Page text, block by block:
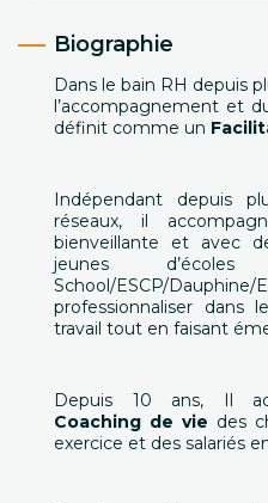
Biographie
Dans le bain RH depuis
l’accompagnement et
définit comme un
Indépendant depuis
réseaux, il
bienveillante et avec
jeunes d’écoles
School/ESCP/
professionnaliser dans
travail tout en faisant
Depuis 10 ans, Il
Coaching de vie des
exercice et des salariés